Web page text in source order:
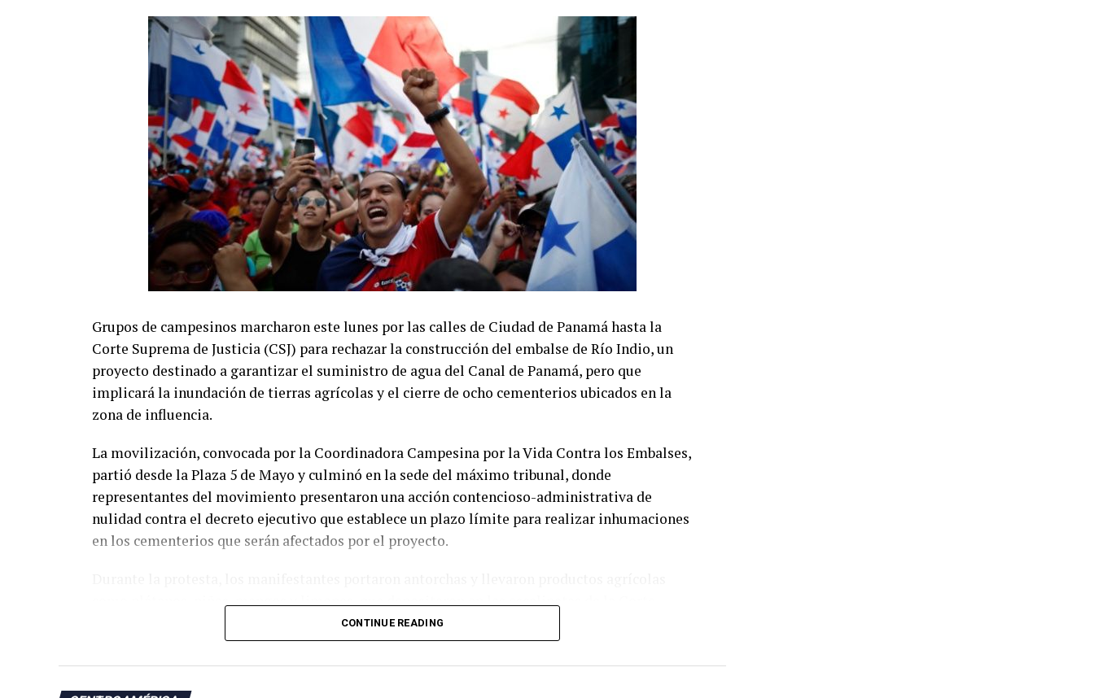
Grupos de campesinos marcharon este lunes por las calles de Ciudad de Panamá hasta la
Corte Suprema de Justicia (CSJ) para rechazar la construcción del embalse de Río Indio, un
proyecto destinado a garantizar el suministro de agua del Canal de Panamá, pero que
implicará la inundación de tierras agrícolas y el cierre de ocho cementerios ubicados en la
zona de influencia.
La movilización, convocada por la Coordinadora Campesina por la Vida Contra los Embalses,
partió desde la Plaza 5 de Mayo y culminó en la sede del máximo tribunal, donde
representantes del movimiento presentaron una acción contencioso-administrativa de
nulidad contra el decreto ejecutivo que establece un plazo límite para realizar inhumaciones
en los cementerios que serán afectados por el proyecto.
como plátanos, piñas, mangos y limones, que depositaron en las escalinatas de la Corte
como símbolo del impacto que, aseguran, tendrá la obra sobre sus medios de vida.
«Hoy vamos a presentar a la Corte un amparo contra ese decreto. Tiene que derogarse. Esto
CONTINUE READING